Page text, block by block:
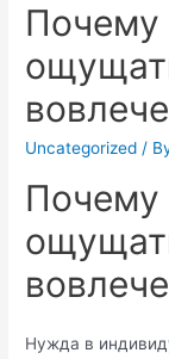
Почему
Uncategorized /
Почему
Нужда в